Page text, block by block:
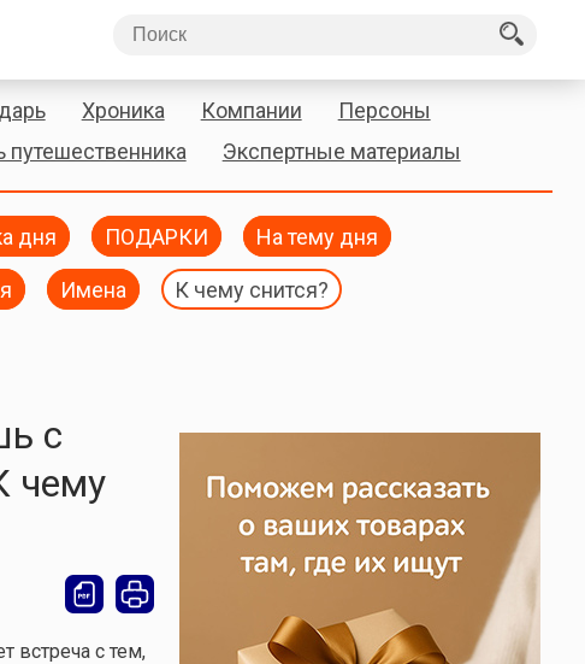
Хроника Компании
Персоны
путешественника Экспертные материалы
дня ПОДАРКИ На тему дня
Имена К чему снится?
с
чему
встреча с тем,